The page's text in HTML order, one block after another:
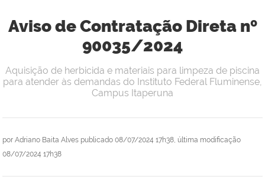
Aviso de Contratação Direta nº
90035/2024
por Adriano Baita Alves publicado 08/07/2024 17h38, última modificação
08/07/2024 17h38
Aquisição de herbicida e materiais para limpeza de piscina
para atender às demandas do Instituto Federal Fluminense,
Campus Itaperuna